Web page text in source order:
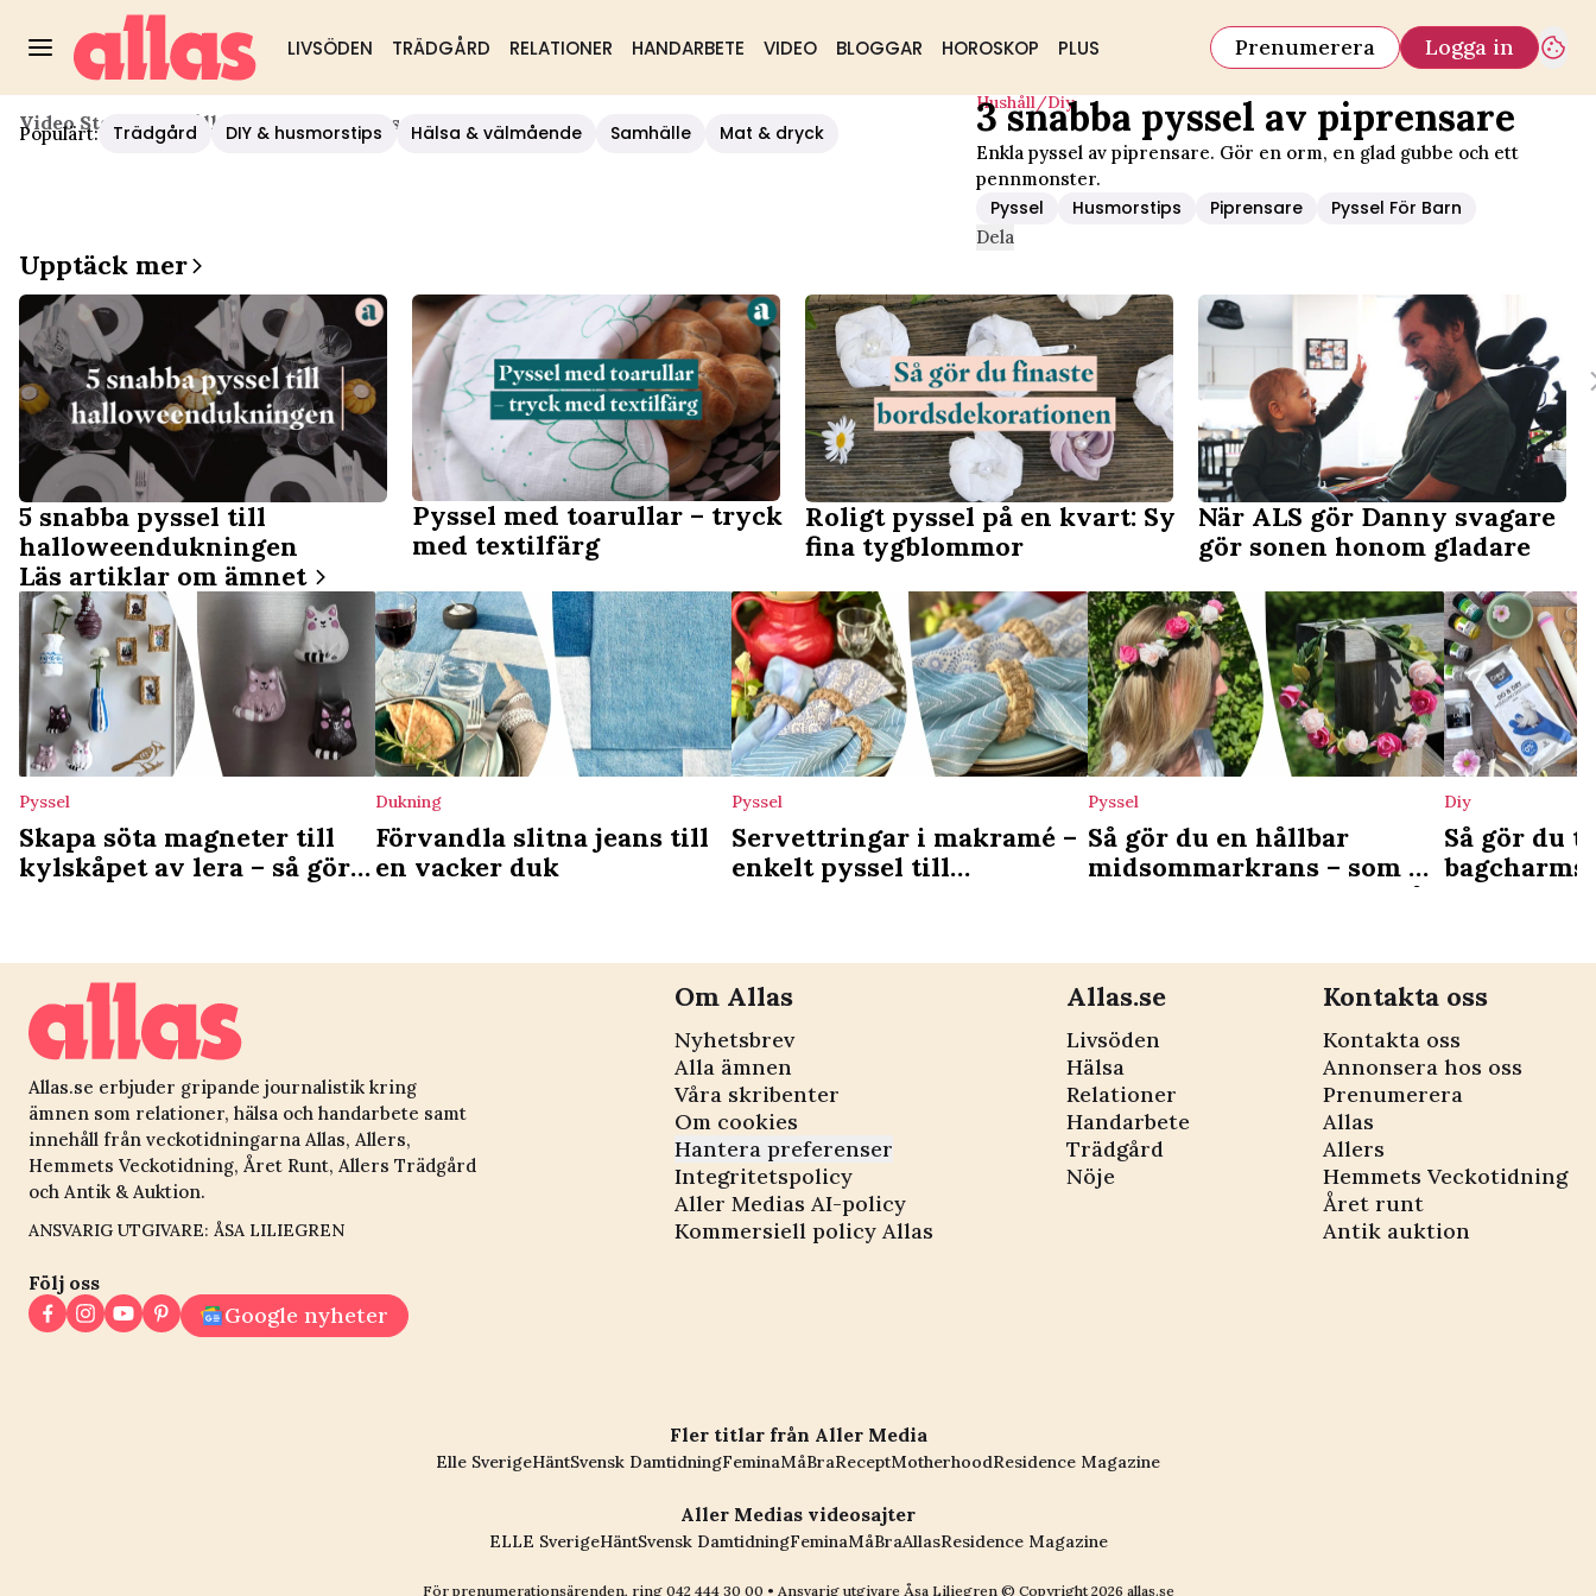
LIVSÖDEN TRÄDGÅRD RELATIONER HANDARBETE VIDEO BLOGGAR HOROSKOP PLUS Prenumerera Logga in
Populärt: Trädgård DIY & husmorstips Hälsa & välmående Samhälle Mat & dryck
Video Start / Hushåll/diy/3 Snabba Pyssel Av Piprensare
Hushåll/diy
3 snabba pyssel av piprensare
Enkla pyssel av piprensare. Gör en orm, en glad gubbe och ett
pennmonster.
Pyssel Husmorstips Piprensare Pyssel För Barn
Dela
Upptäck mer
5 snabba pyssel till
halloweendukningen
Pyssel med toarullar – tryck
med textilfärg
Roligt pyssel på en kvart: Sy
fina tygblommor
När ALS gör Danny svagare
gör sonen honom gladare
Läs artiklar om ämnet
Pyssel
Skapa söta magneter till
kylskåpet av lera – så gör
Dukning
Förvandla slitna jeans till
en vacker duk
Pyssel
Servettringar i makramé –
enkelt pyssel till
Pyssel
Så gör du en hållbar
midsommarkrans – som du
kan använda även nästa år
Diy
Så gör du
bagcharms
Allas.se erbjuder gripande journalistik kring
ämnen som relationer, hälsa och handarbete samt
innehåll från veckotidningarna Allas, Allers,
Hemmets Veckotidning, Året Runt, Allers Trädgård
och Antik & Auktion.
ANSVARIG UTGIVARE: ÅSA LILIEGREN
Följ oss
Google nyheter
Om Allas
Nyhetsbrev
Alla ämnen
Våra skribenter
Om cookies
Hantera preferenser
Integritetspolicy
Aller Medias AI-policy
Kommersiell policy Allas
Allas.se
Livsöden
Hälsa
Relationer
Handarbete
Trädgård
Nöje
Kontakta oss
Kontakta oss
Annonsera hos oss
Prenumerera
Allas
Allers
Hemmets Veckotidning
Året runt
Antik auktion
Fler titlar från Aller Media
Elle SverigeHäntSvensk DamtidningFeminaMåBraReceptMotherhoodResidence Magazine
Aller Medias videosajter
ELLE SverigeHäntSvensk DamtidningFeminaMåBraAllasResidence Magazine
För prenumerationsärenden, ring 042 444 30 00 • Ansvarig utgivare Åsa Liliegren © Copyright2026 allas.se